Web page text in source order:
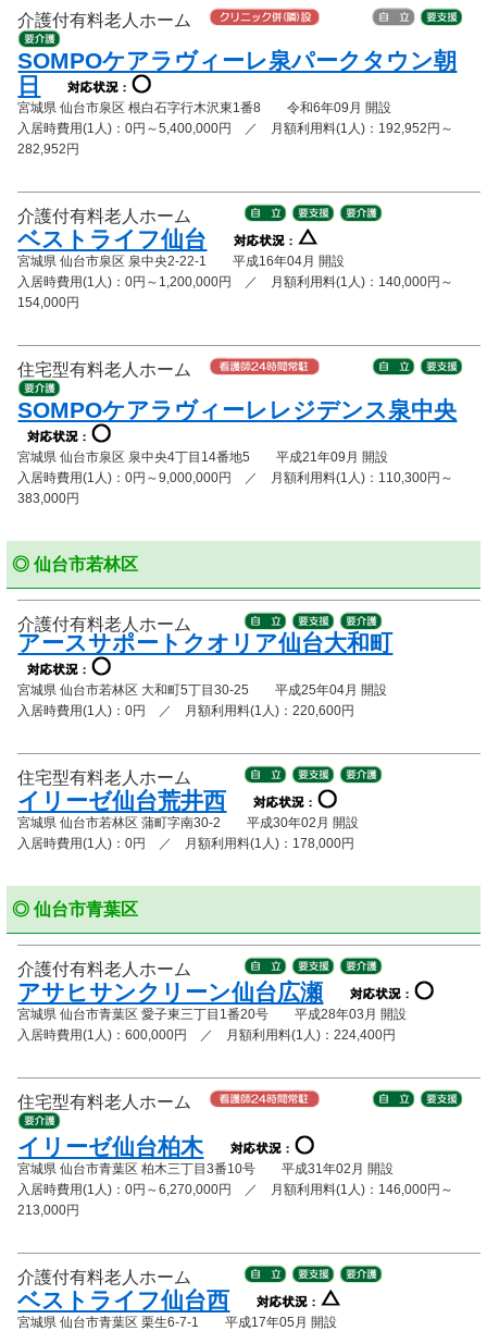
介護付有料老人ホーム
SOMPOケアラヴィーレ泉パークタウン朝
日
宮城県 仙台市泉区 根白石字行木沢東1番8 令和6年09月 開設
入居時費用(1人)：0円～5,400,000円 ／ 月額利用料(1人)：192,952円～
282,952円
介護付有料老人ホーム
ベストライフ仙台
宮城県 仙台市泉区 泉中央2-22-1 平成16年04月 開設
入居時費用(1人)：0円～1,200,000円 ／ 月額利用料(1人)：140,000円～
154,000円
住宅型有料老人ホーム
SOMPOケアラヴィーレレジデンス泉中央
宮城県 仙台市泉区 泉中央4丁目14番地5 平成21年09月 開設
入居時費用(1人)：0円～9,000,000円 ／ 月額利用料(1人)：110,300円～
383,000円
◎ 仙台市若林区
介護付有料老人ホーム
アースサポートクオリア仙台大和町
宮城県 仙台市若林区 大和町5丁目30-25 平成25年04月 開設
入居時費用(1人)：0円 ／ 月額利用料(1人)：220,600円
住宅型有料老人ホーム
イリーゼ仙台荒井西
宮城県 仙台市若林区 蒲町字南30-2 平成30年02月 開設
入居時費用(1人)：0円 ／ 月額利用料(1人)：178,000円
◎ 仙台市青葉区
介護付有料老人ホーム
アサヒサンクリーン仙台広瀬
宮城県 仙台市青葉区 愛子東三丁目1番20号 平成28年03月 開設
入居時費用(1人)：600,000円 ／ 月額利用料(1人)：224,400円
住宅型有料老人ホーム
イリーゼ仙台柏木
宮城県 仙台市青葉区 柏木三丁目3番10号 平成31年02月 開設
入居時費用(1人)：0円～6,270,000円 ／ 月額利用料(1人)：146,000円～
213,000円
介護付有料老人ホーム
ベストライフ仙台西
宮城県 仙台市青葉区 栗生6-7-1 平成17年05月 開設